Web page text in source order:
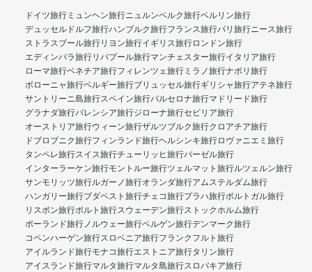
ドイツ旅行 ミュンヘン旅行ニュルンベルク旅行ベルリン旅行
デュッセルドルフ旅行ハンブルク旅行フランス旅行パリ旅行ニース旅行
ストラスブール旅行リヨン旅行イギリス旅行ロンドン旅行
エディンバラ旅行リバプール旅行マンチェスター旅行イタリア旅行
ローマ旅行ベネチア旅行フィレンツェ旅行 ミラノ旅行ナポリ旅行
ボローニャ旅行ベルギー旅行ブリュッセル旅行ギリシャ旅行アテネ旅行
サントリーニ島旅行スペイン旅行バルセロナ旅行マドリード旅行
グラナダ旅行バレンシア旅行ジローナ旅行セビリア旅行
オーストリア旅行ウィーン旅行ザルツブルク旅行クロアチア旅行
ドブロブニク旅行フィンランド旅行ヘルシンキ旅行ロヴァニエミ旅行
タンペレ旅行スイス旅行チューリッヒ旅行バーゼル旅行
インターラーケン旅行モントルー旅行ツェルマット旅行ルツェルン旅行
サンモリッツ旅行ルガーノ旅行オランダ旅行アムステルダム旅行
ハンガリー旅行ブダペスト旅行チェコ旅行プラハ旅行ポルトガル旅行
リスボン旅行ポルト旅行スウェーデン旅行ストックホルム旅行
ポーランド旅行ノルウェー旅行ベルゲン旅行デンマーク旅行
コペンハーゲン旅行スロベニア旅行フランクフルト旅行
アイルランド旅行モナコ旅行エストニア旅行タリン旅行
アイスランド旅行マルタ旅行マルタ島旅行スロバキア旅行